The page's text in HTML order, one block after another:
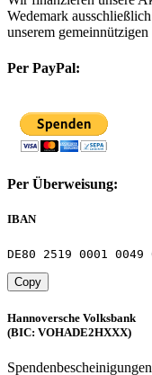
Wedemark
unserem
Per PayPal:
Per Überweisung:
IBAN
DE80 2519 0001 0049
Copy
Hannoversche Volksbank
(BIC: VOHADE2HXXX)